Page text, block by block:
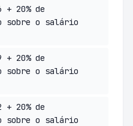
+ 20% de
sobre o salário
+ 20% de
sobre o salário
+ 20% de
sobre o salário